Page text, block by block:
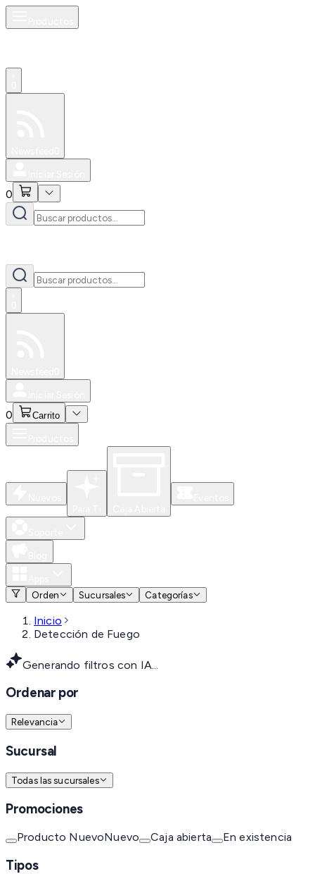
0
0 Carrito
Orden
Sucursales Categorías
Inicio
Detección de Fuego
Generando filtros con IA...
Ordenar por
Relevancia
Sucursal
Todas las sucursales
Promociones
Producto NuevoNuevo Caja abierta En existencia
Tipos